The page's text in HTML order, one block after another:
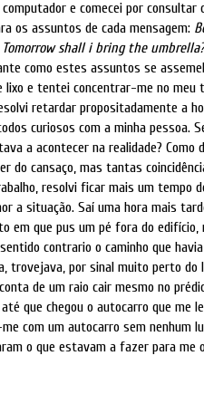
e comecei por consultar
os assuntos de cada mensagem:
shall i bring the umbrella?
como estes assuntos se
lixo e tentei concentrar-me no meu
retardar propositadamente a
curiosos com a minha pessoa.
a acontecer na realidade? Como
do cansaço, mas tantas
resolvi ficar mais um tempo
a situação. Saí uma hora mais
em que pus um pé fora do
contrario o caminho que
trovejava, por sinal muito perto do
de um raio cair mesmo no
que chegou o autocarro que me
com um autocarro sem nenhum
o que estavam a fazer para me